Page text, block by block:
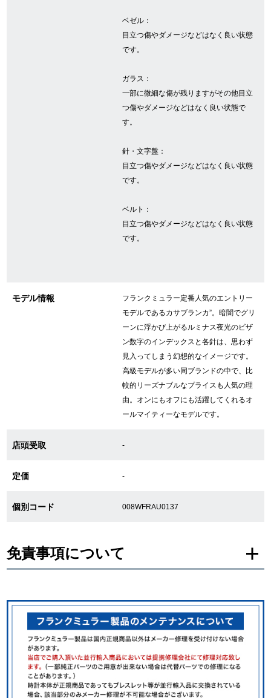
GINZA RASINについて
GINZA RASINの中古腕時計について
店舗情報
GINZA RASIN公式ブログ
買取ブログ
For Overseas Customers
繁體中文 한국어
ภาษาไทย
ベゼル：
目立つ傷やダメージなどはなく良い状態
です。
ガラス：
一部に微細な傷が残りますがその他目立
つ傷やダメージなどはなく良い状態で
す。
針・文字盤：
目立つ傷やダメージなどはなく良い状態
です。
ベルト：
目立つ傷やダメージなどはなく良い状態
です。
モデル情報
フランクミュラー定番人気のエントリー
モデルであるカサブランカ”。暗闇でグリ
ーンに浮かび上がるルミナス夜光のビザ
ン数字のインデックスと各針は、思わず
見入ってしまう幻想的なイメージです。
高級モデルが多い同ブランドの中で、比
較的リーズナブルなプライスも人気の理
由。オンにもオフにも活躍してくれるオ
ールマイティーなモデルです。
店頭受取 -
定価 -
個別コード 008WFRAU0137
免責事項について
メーカー保護シールの有無に個体差がございますのでご了承下さいませ。
また、メーカーにてマイナーチェンジがなされる場合がございますが、在庫品
の仕様で販売させていただきますので予めご了承の程お願いいたします。
尚、中古品、アンティーク品につきましては現品を撮影しております。
※光の加減やモニターの設定により、実際の商品と色目が異なる場合がござい
ます。
※シリアルナンバーや限定番号につきましては、プライバシーの関係上WEBへ
の掲載を控えております。
またお電話でお問い合わせ頂きましてもお答えできません。